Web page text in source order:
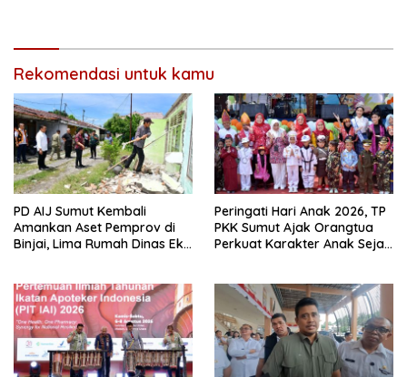
Rekomendasi untuk kamu
PD AIJ Sumut Kembali
Amankan Aset Pemprov di
Binjai, Lima Rumah Dinas Eks
Peringati Hari Anak 2026, TP
PKK Sumut Ajak Orangtua
Perkuat Karakter Anak Sejak